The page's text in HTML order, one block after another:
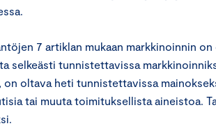
7 artiklan mukaan markkinoinnin
selkeästi tunnistettavissa
on oltava heti tunnistettavissa
tai muuta toimituksellista aineistoa.